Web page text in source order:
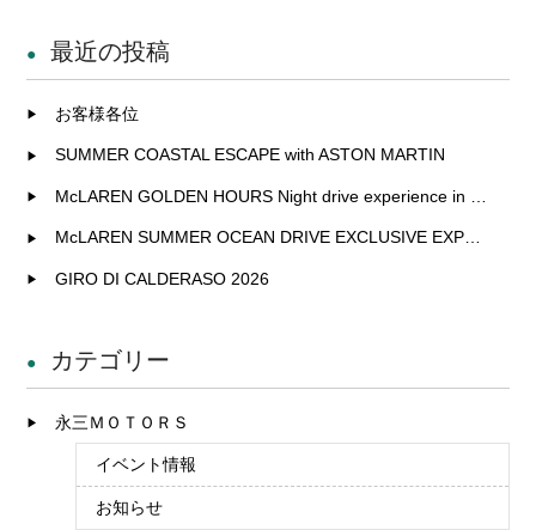
最近の投稿
お客様各位
SUMMER COASTAL ESCAPE with ASTON MARTIN
McLAREN GOLDEN HOURS Night drive experience in Fukuoka
McLAREN SUMMER OCEAN DRIVE EXCLUSIVE EXPERIENCE IN KITAKYUSHU
GIRO DI CALDERASO 2026
カテゴリー
永三ＭＯＴＯＲＳ
イベント情報
お知らせ